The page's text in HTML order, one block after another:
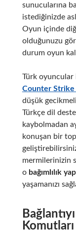
sunucularına
istediğinizde
Oyun içinde
olduğunuzu
durum oyun
Türk oyuncular
Counter Strike
düşük
Türkçe dil
kaybolmadan
konuşan bir
mermilerinizin
o bağımlılık
yaşamanızı
Komutları